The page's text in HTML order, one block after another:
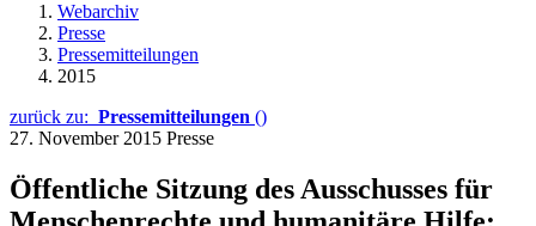
Webarchiv
Presse
Pressemitteilungen
2015
zurück zu: Pressemitteilungen ()
27. November 2015 Presse
Öffentliche Sitzung des Ausschusses für